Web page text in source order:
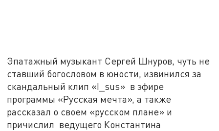
Эпатажный музыкант Сергей Шнуров, чуть не
ставший богословом в юности, извинился за
скандальный клип «I_sus» в эфире
программы «Русская мечта», а также
рассказал о своем «русском плане» и
причислил ведущего Константина